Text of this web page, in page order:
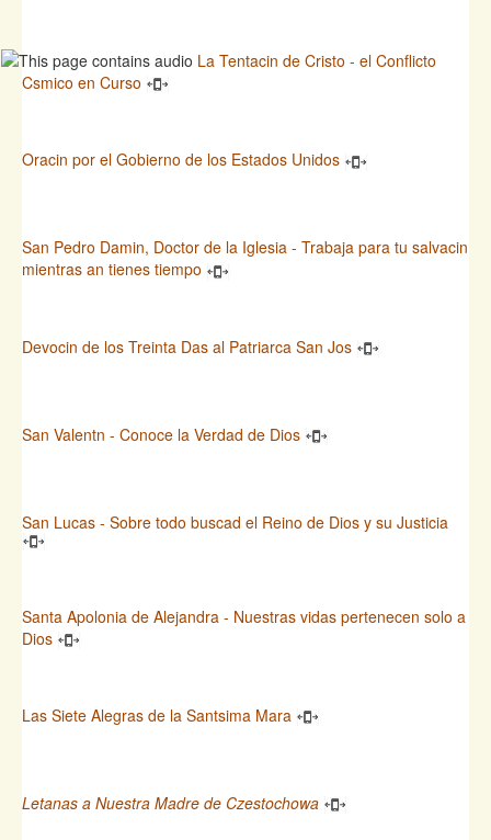
La Tentacin de Cristo - el Conflicto
Csmico en Curso
Oracin por el Gobierno de los Estados Unidos
San Pedro Damin, Doctor de la Iglesia - Trabaja para tu salvacin
mientras an tienes tiempo
Devocin de los Treinta Das al Patriarca San Jos
San Valentn - Conoce la Verdad de Dios
San Lucas - Sobre todo buscad el Reino de Dios y su Justicia
Santa Apolonia de Alejandra - Nuestras vidas pertenecen solo a
Dios
Las Siete Alegras de la Santsima Mara
Letanas a Nuestra Madre de Czestochowa